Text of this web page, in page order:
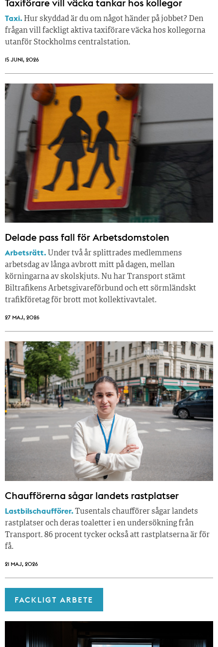
Taxiförare vill väcka tankar hos kollegor
Taxi. Hur skyddad är du om något händer på jobbet? Den
frågan vill fackligt aktiva taxiförare väcka hos kollegorna
utanför Stockholms centralstation.
15 JUNI, 2026
Delade pass fall för Arbetsdomstolen
Arbetsrätt. Under två år splittrades medlemmens
arbetsdag av långa avbrott mitt på dagen, mellan
körningarna av skolskjuts. Nu har Transport stämt
Biltrafikens Arbetsgivareförbund och ett sörmländskt
trafikföretag för brott mot kollektivavtalet.
27 MAJ, 2026
Chaufförerna sågar landets rastplatser
Lastbilschaufförer.Tusentals chaufförer sågar landets
rastplatser och deras toaletter i en undersökning från
Transport. 86 procent tycker också att rastplatserna är för
få.
21 MAJ, 2026
FACKLIGT ARBETE